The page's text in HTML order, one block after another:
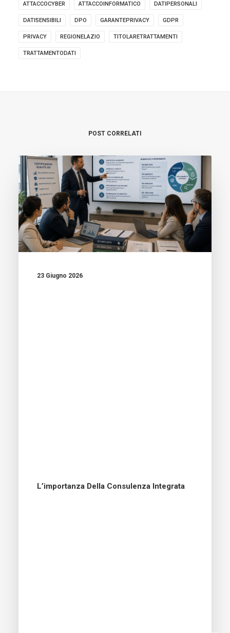
ATTACCOCYBER ATTACCOINFORMATICO DATIPERSONALI
DATISENSIBILI DPO GARANTEPRIVACY GDPR
PRIVACY REGIONELAZIO TITOLARETRATTAMENTI
TRATTAMENTODATI
POST CORRELATI
23 Giugno 2026
L’importanza Della Consulenza Integrata